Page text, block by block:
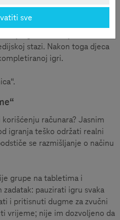
je oko 40 minuta. Na
stazi. Nakon toga djeca
igri.
računara? Jasnim
igranja teško održati realni
se razmišljanje o načinu
grupe na tabletima i
pauzirati igru svaka
i pritisnuti dugme za zvučni
vrijeme; nije im dozvoljeno da
sve